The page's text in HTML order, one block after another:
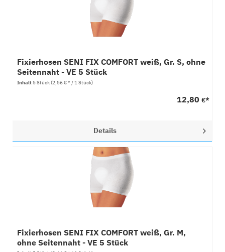
Fixierhosen SENI FIX COMFORT weiß, Gr. S, ohne
Seitennaht - VE 5 Stück
Inhalt 5 Stück(2,56 € * / 1 Stück)
12,80 €*
Details
Fixierhosen SENI FIX COMFORT weiß, Gr. M,
ohne Seitennaht - VE 5 Stück